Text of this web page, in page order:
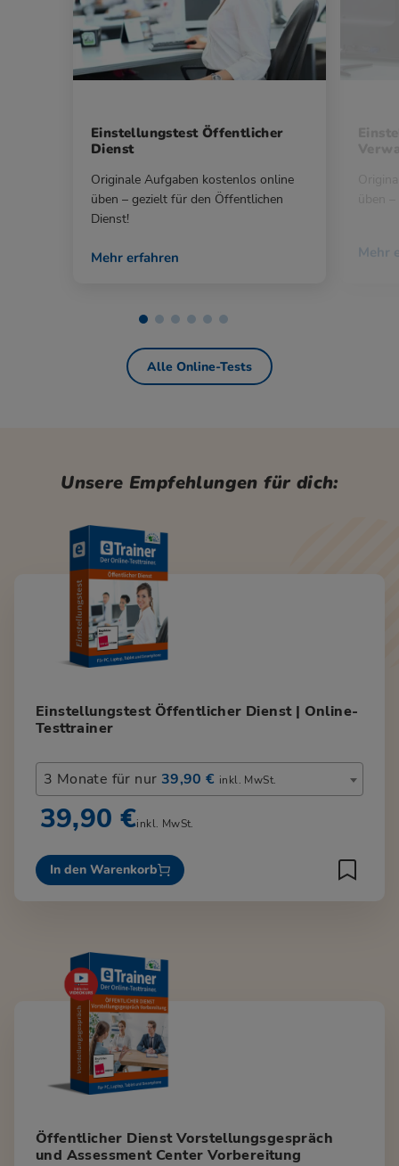
Einstellungstest Öffentlicher
Dienst
Originale Aufgaben kostenlos online
üben – gezielt für den Öffentlichen
Dienst!
Mehr erfahren Mehr
Alle Online-Tests
Unsere Empfehlungen für dich:
Einstellungstest Öffentlicher Dienst | Online-
Testtrainer
3 Monate für nur 39,90 € inkl. MwSt.
39,90 €inkl. MwSt.
In den Warenkorb
Öffentlicher Dienst Vorstellungsgespräch
und Assessment Center Vorbereitung